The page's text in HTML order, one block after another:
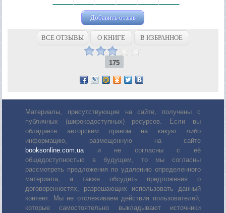
Добавить отзыв
ВСЕ ОТЗЫВЫ О КНИГЕ В ИЗБРАННОЕ
175
Материалы, присутствующие на сайте, получены с
публичных (широкодоступных) ресурсов. Если вы
обладаете авторским правом на какую либо
информацию, размещенную на сайте
booksonline.com.uaи не согласны с её
общедоступностью в будущем, то мы согласны
рассмотреть предложения по удалению определенного
материала, а также обсудить предложения о
договоренностях, разрешающих использовать данный
контент. Мы не отслеживаем действия пользователей,
которые самостоятельно выкладывают источники